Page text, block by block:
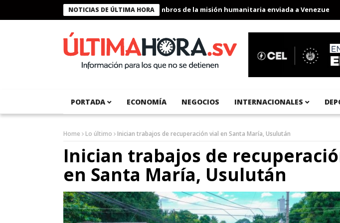
NOTICIAS DE ÚLTIMA HORA
Presidente Bukele condecora a miembros de la misión humanitaria enviada a Venezuela
PORTADA ECONOMÍA NEGOCIOS INTERNACIONALES
Home Lo último Inician trabajos de recuperación vial en Santa María, Usulután
Inician trabajos de
en Santa María, Usulután